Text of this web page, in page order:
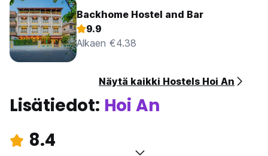
Backhome Hostel and Bar
9.9
Alkaen €4.38
Näytä kaikki Hostels Hoi An
Lisätiedot: Hoi An
8.4